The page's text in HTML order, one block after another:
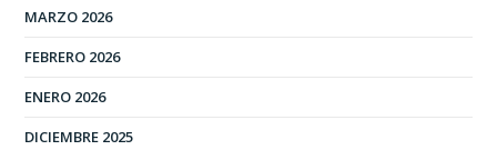
MARZO 2026
FEBRERO 2026
ENERO 2026
DICIEMBRE 2025